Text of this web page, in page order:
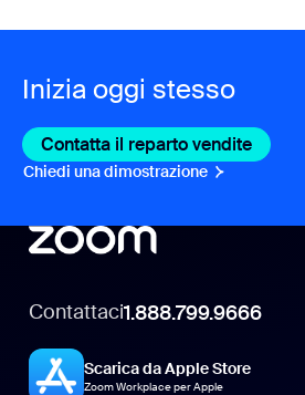
Inizia oggi stesso
Contatta il reparto vendite
Chiedi una dimostrazione Chiedi una
Contattaci1.888.799.9666
Scarica da Apple Store
Zoom Workplace per Apple